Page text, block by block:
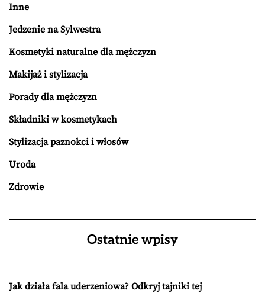
Inne
Jedzenie na Sylwestra
Kosmetyki naturalne dla mężczyzn
Makijaż i stylizacja
Porady dla mężczyzn
Składniki w kosmetykach
Stylizacja paznokci i włosów
Uroda
Zdrowie
Ostatnie wpisy
Jak działa fala uderzeniowa? Odkryj tajniki tej